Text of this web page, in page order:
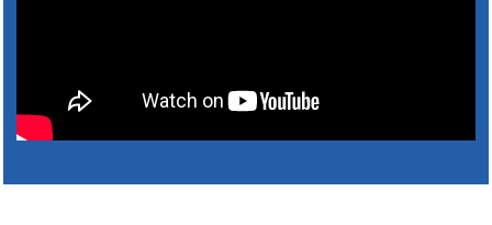
2. augusztus 2026 15:30